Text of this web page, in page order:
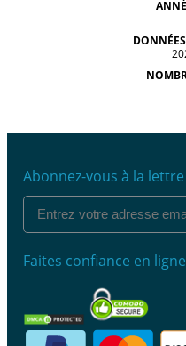
Abonnez-vous à la
Faites confiance en ligne